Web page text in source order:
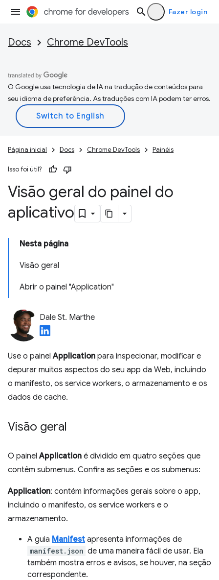
Fazer login
Docs Chrome DevTools
O Google usa tecnologia de IA na tradução de conteúdos para
seu idioma de preferência. As traduções com IA podem ter erros.
Página inicial Docs Chrome DevTools Painéis
Isso foi útil?
Visão geral do painel do
aplicativo
Nesta página
Visão geral
Abrir o painel "Application"
Dale St. Marthe
Use o painelApplication para inspecionar, modificar e
depurar muitos aspectos do seu app da Web, incluindo
o manifesto, os service workers, o armazenamento e os
dados de cache.
Visão geral
O painelApplication é dividido em quatro seções que
contêm submenus. Confira as seções e os submenus:
Application: contém informações gerais sobre o app,
incluindo o manifesto, os service workers e o
armazenamento.
A guia Manifest apresenta informações de
manifest.json de uma maneira fácil de usar. Ela
também mostra erros e avisos, se houver, na seção
correspondente.